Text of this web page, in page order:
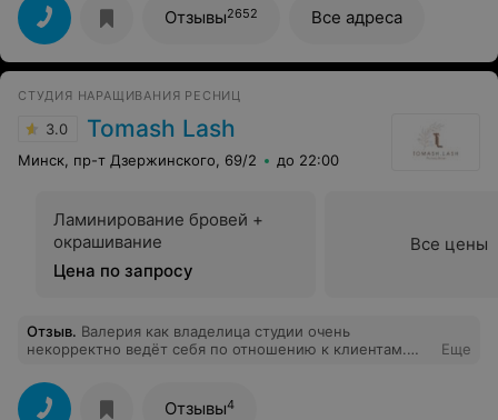
Отзывы2652 Все адреса
СТУДИЯ НАРАЩИВАНИЯ РЕСНИЦ
3.0 Tomash Lash
Минск, пр-т Дзержинского, 69/2 до 22:00
Ламинирование бровей +
окрашивание
Цена по запросу
Все цены
Отзыв. Валерия как владелица студии очень
некорректно ведёт себя по отношению к клиентам.
стороны - лишь малая часть, с чем вы можете
столкнуться придя в эту «чудесную» студию.
Еще
Отзывы4